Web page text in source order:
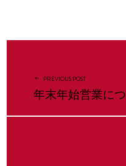
PREVIOUS POST
年末年始営業に